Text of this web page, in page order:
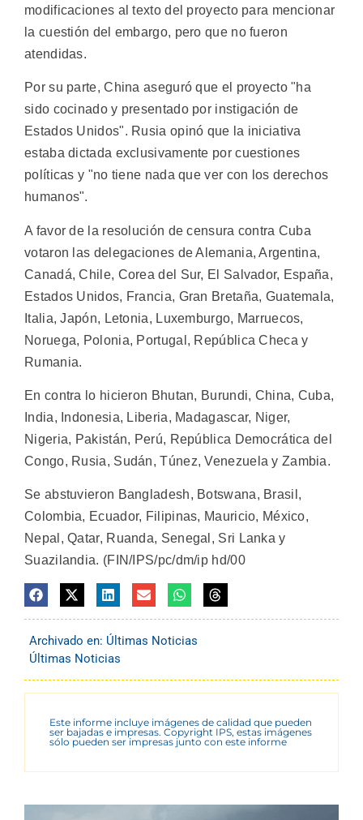
modificaciones al texto del proyecto para mencionar
la cuestión del embargo, pero que no fueron
atendidas.
Por su parte, China aseguró que el proyecto "ha
sido cocinado y presentado por instigación de
Estados Unidos". Rusia opinó que la iniciativa
estaba dictada exclusivamente por cuestiones
políticas y "no tiene nada que ver con los derechos
humanos".
A favor de la resolución de censura contra Cuba
votaron las delegaciones de Alemania, Argentina,
Canadá, Chile, Corea del Sur, El Salvador, España,
Estados Unidos, Francia, Gran Bretaña, Guatemala,
Italia, Japón, Letonia, Luxemburgo, Marruecos,
Noruega, Polonia, Portugal, República Checa y
Rumania.
En contra lo hicieron Bhutan, Burundi, China, Cuba,
India, Indonesia, Liberia, Madagascar, Niger,
Nigeria, Pakistán, Perú, República Democrática del
Congo, Rusia, Sudán, Túnez, Venezuela y Zambia.
Se abstuvieron Bangladesh, Botswana, Brasil,
Colombia, Ecuador, Filipinas, Mauricio, México,
Nepal, Qatar, Ruanda, Senegal, Sri Lanka y
Suazilandia. (FIN/IPS/pc/dm/ip hd/00
Archivado en: Últimas Noticias
Últimas Noticias
Este informe incluye imágenes de calidad que pueden
ser bajadas e impresas. Copyright IPS, estas imágenes
sólo pueden ser impresas junto con este informe